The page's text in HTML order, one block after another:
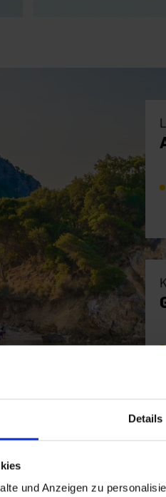
Details
und Anzeigen zu